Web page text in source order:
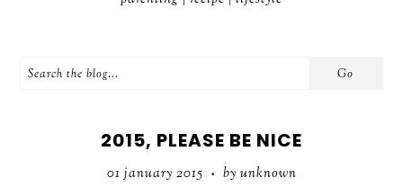
2015, PLEASE BE NICE
01 january 2015 • by unknown